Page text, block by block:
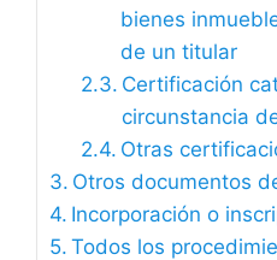
bienes
de un titular
Certificación
circunstancia
Otras
Otros documentos
Incorporación o
Todos los